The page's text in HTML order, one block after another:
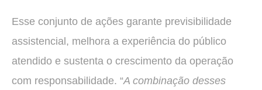
Esse conjunto de ações garante previsibilidade
assistencial, melhora a experiência do público
atendido e sustenta o crescimento da operação
com responsabilidade. “A combinação desses